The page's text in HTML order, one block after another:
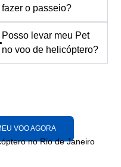
fazer o passeio?
Posso levar meu Pet
no voo de helicóptero?
VOO AGORA
no Rio de Janeiro